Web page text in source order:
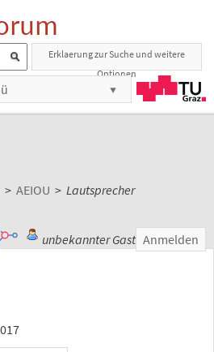
Erklaerung zur Suche und weitere
Optionen
> AEIOU > Lautsprecher
unbekannter Gast Anmelden